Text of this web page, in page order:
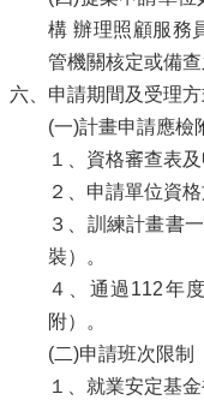
構 辦理照顧服務
管機關核定或備
六、申請期間及受理方
(一)計畫申請應檢
１、資格審查表
２、申請單位資
３、訓練計畫書
裝）。
４、通過112年
附）。
(二)申請班次限制
１、就業安定基